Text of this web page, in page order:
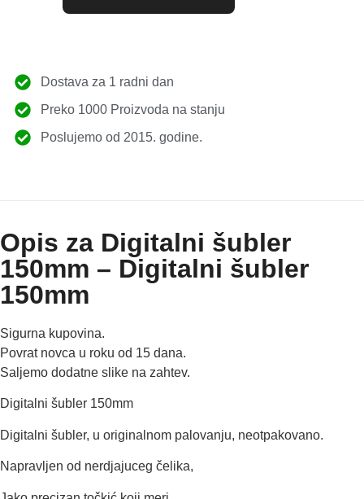
Dostava za 1 radni dan
Preko 1000 Proizvoda na stanju
Poslujemo od 2015. godine.
Opis za Digitalni šubler
150mm – Digitalni šubler
150mm
Sigurna kupovina.
Povrat novca u roku od 15 dana.
Saljemo dodatne slike na zahtev.
Digitalni šubler 150mm
Digitalni šubler, u originalnom palovanju, neotpakovano.
Napravljen od nerdjajuceg čelika,